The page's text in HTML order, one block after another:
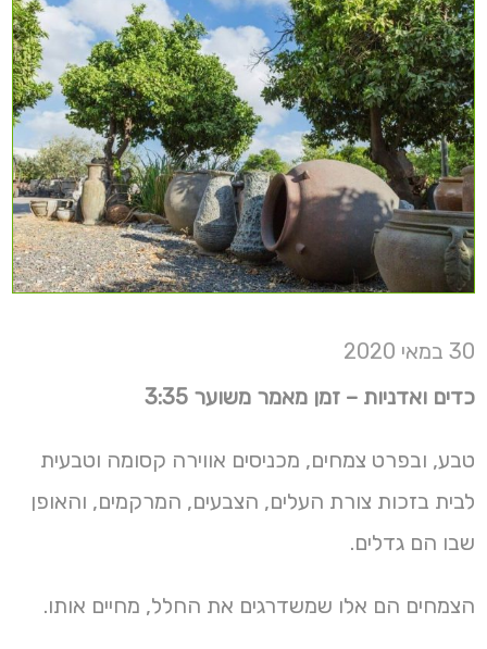
30 במאי 2020
כדים ואדניות – זמן מאמר משוער 3:35
טבע, ובפרט צמחים, מכניסים אווירה קסומה וטבעית
לבית בזכות צורת העלים, הצבעים, המרקמים, והאופן
שבו הם גדלים.
הצמחים הם אלו שמשדרגים את החלל, מחיים אותו.